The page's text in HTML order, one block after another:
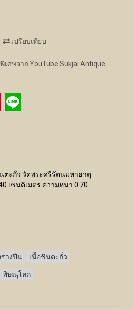
เปรียบเทียบ
พิเศษจาก YouTube Sukjai Antique
ตะกั่ว วัดพระศรีรัตนมหาธาตุ
เซนติเมตร ความหนา 0.70
างปืน เนื้อชินตะกั่ว
พิษณุโลก